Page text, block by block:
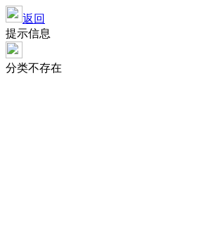
返回
提示信息
分类不存在